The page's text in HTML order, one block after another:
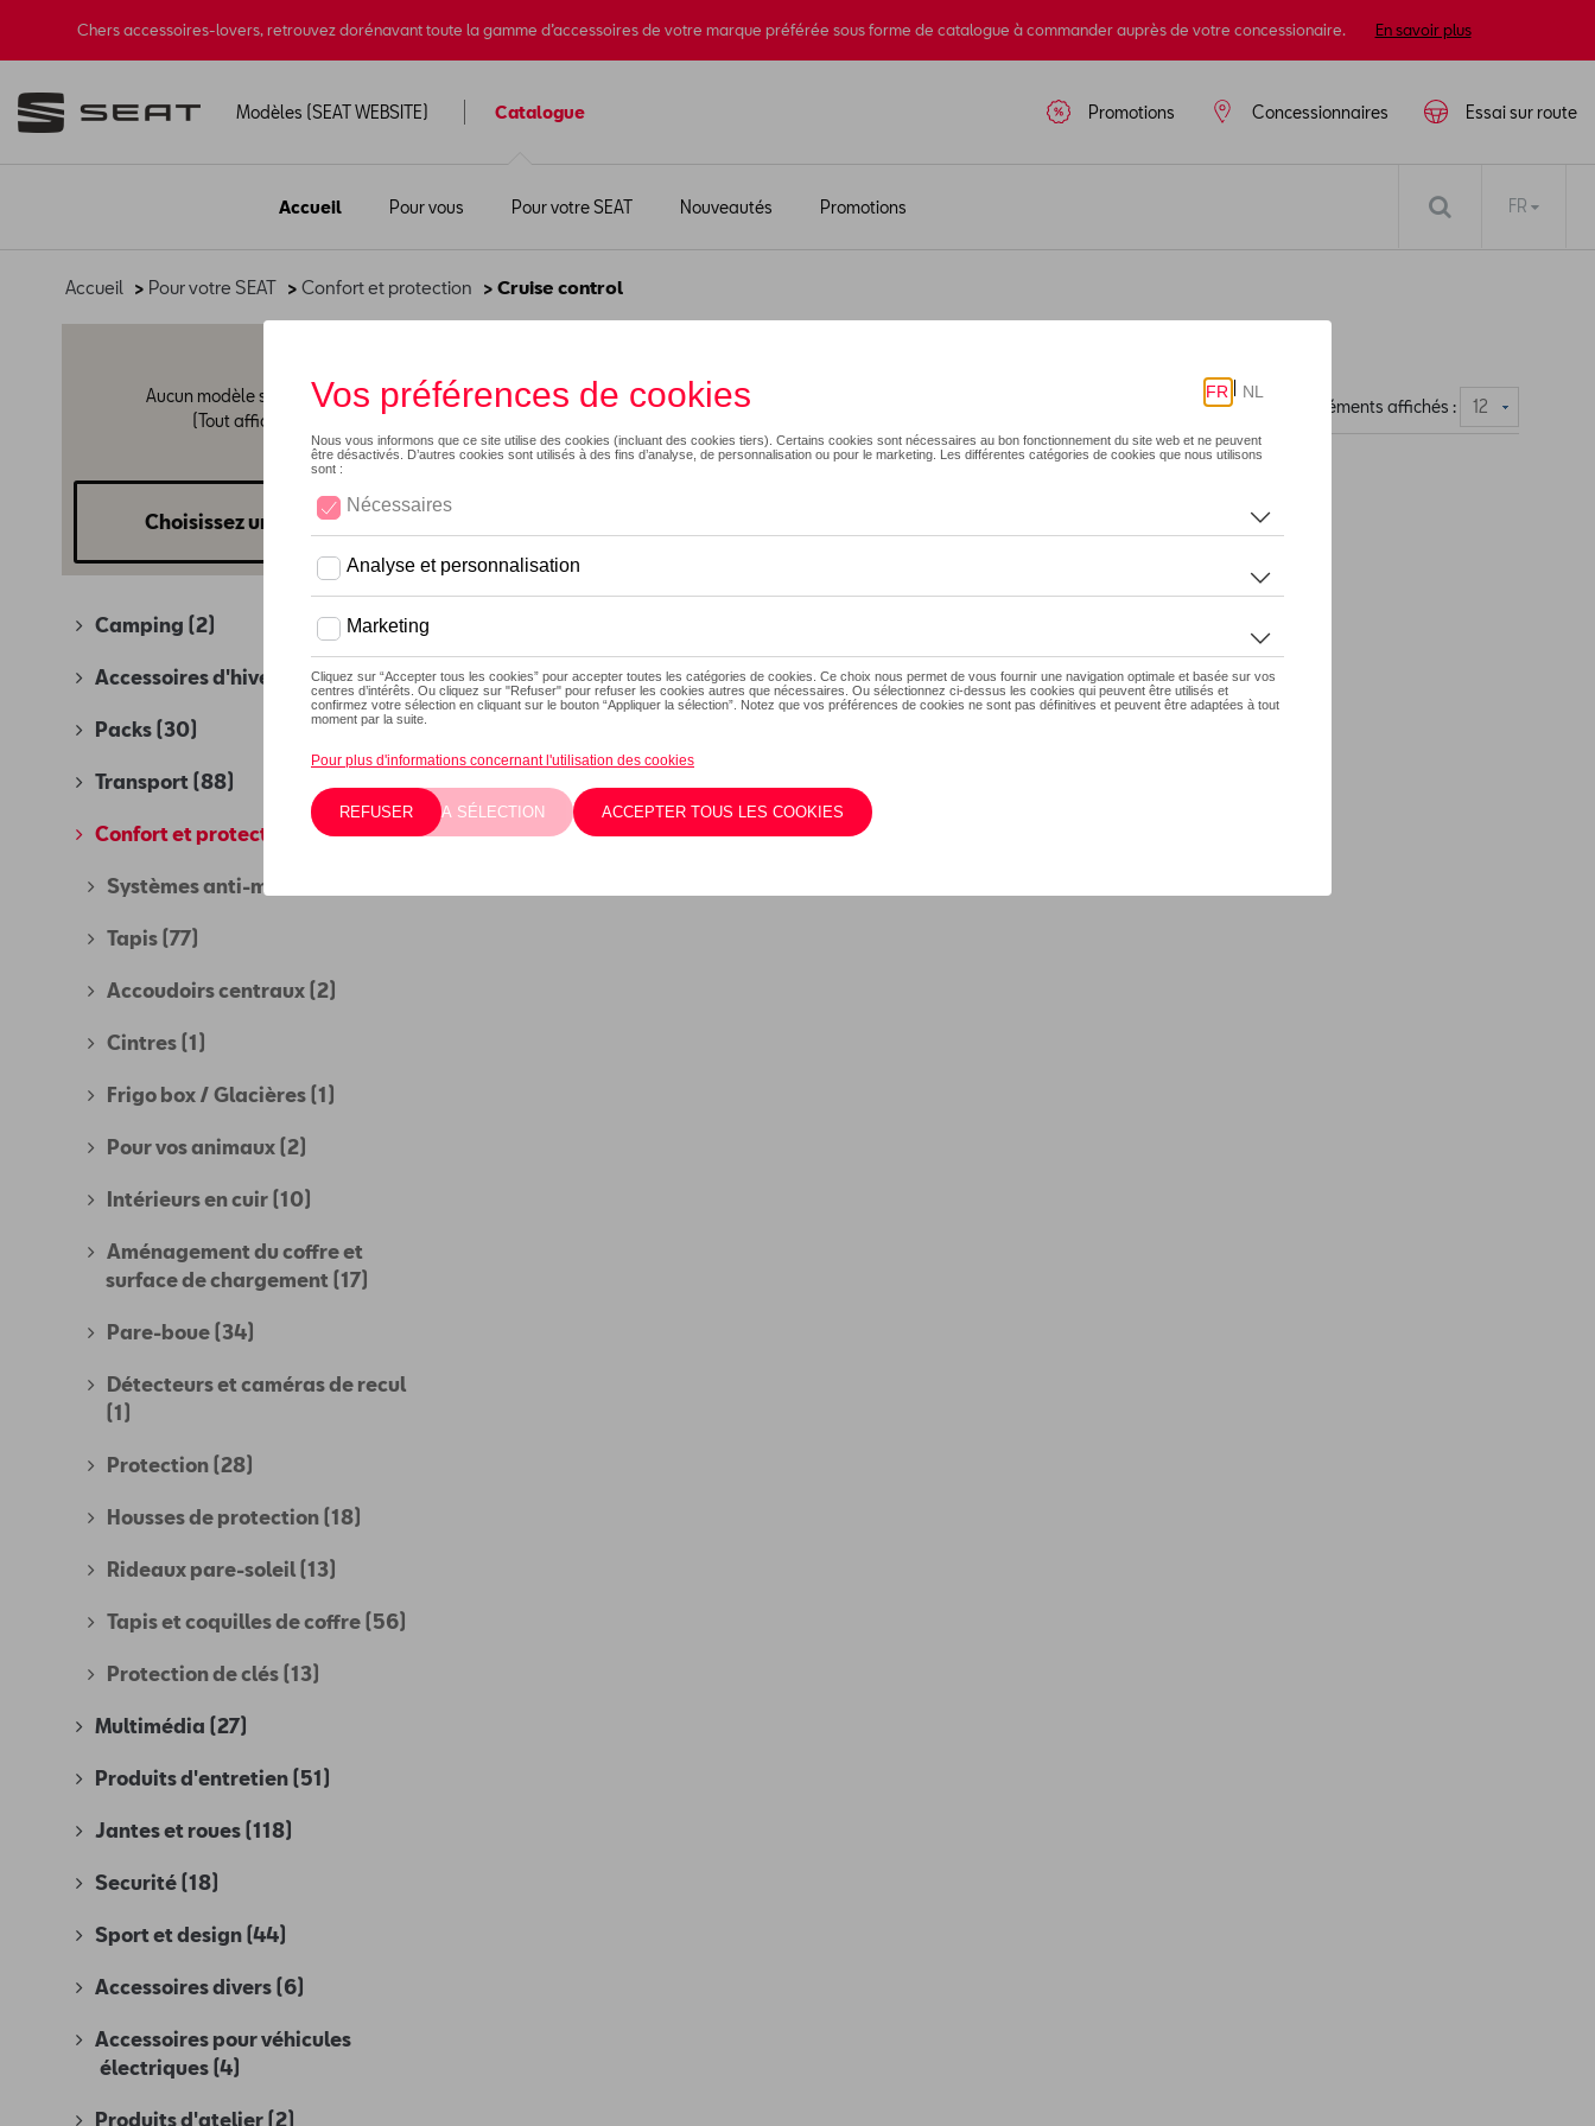
Chers accessoires-lovers, retrouvez dorénavant toute la gamme d’accessoires de votre marque préférée sous forme de catalogue à commander auprès de votre concessionaire. En savoir plus
Modèles (SEAT WEBSITE) Catalogue
Accueil Pour vous Pour votre SEAT Nouveautés Promotions
Essai sur route
Concessionnaires
Promotions
FR
Accueil > Pour votre SEAT > Confort et protection > Cruise control
Aucun modèle sélectionné
(Tout afficher)
Choisissez un modèle
Camping (2)
Accessoires d'hiver
Packs (30)
Transport (88)
Confort et protection (280)
Systèmes anti-martre
Tapis (77)
Accoudoirs centraux (2)
Cintres (1)
Frigo box / Glacières (1)
Pour vos animaux (2)
Intérieurs en cuir (10)
Aménagement du coffre et
surface de chargement (17)
Pare-boue (34)
Détecteurs et caméras de recul
(1)
Protection (28)
Housses de protection (18)
Rideaux pare-soleil (13)
Tapis et coquilles de coffre (56)
Protection de clés (13)
Multimédia (27)
Produits d'entretien (51)
Jantes et roues (118)
Securité (18)
Sport et design (44)
Accessoires divers (6)
Accessoires pour véhicules
électriques (4)
Produits d'atelier (2)
Nombre d'éléments affichés :